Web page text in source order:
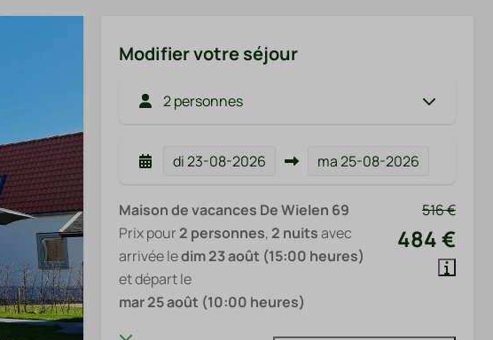
Modifier votre séjour
2 personnes
di23-08-2026 ma25-08-2026
516 €
484 €
Maison de vacances De Wielen 69
Prix pour2 personnes, 2 nuitsavec
arrivée ledim 23 août (15:00 heures)
et départ le
mar 25 août (10:00 heures)